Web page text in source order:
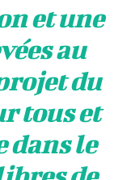
et une
au
du
tous et
dans le